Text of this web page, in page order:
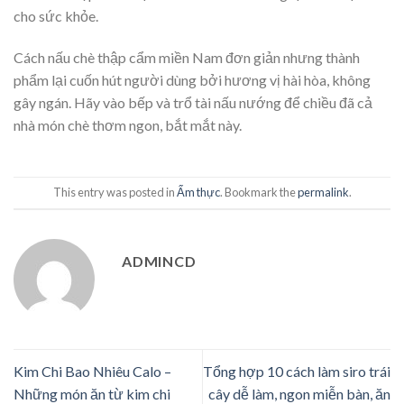
cho sức khỏe.
Cách nấu chè thập cẩm miền Nam đơn giản nhưng thành
phẩm lại cuốn hút người dùng bởi hương vị hài hòa, không
gây ngán. Hãy vào bếp và trổ tài nấu nướng để chiều đã cả
nhà món chè thơm ngon, bắt mắt này.
This entry was posted inẨm thực. Bookmark thepermalink.
ADMINCD
Kim Chi Bao Nhiêu Calo –
Những món ăn từ kim chi
Tổng hợp 10 cách làm siro trái
cây dễ làm, ngon miễn bàn, ăn